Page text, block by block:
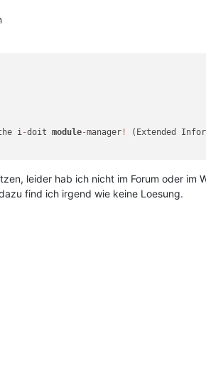
i-doit module-manager ! (Extended
leider hab ich nicht im Forum oder im
find ich irgend wie keine Loesung.